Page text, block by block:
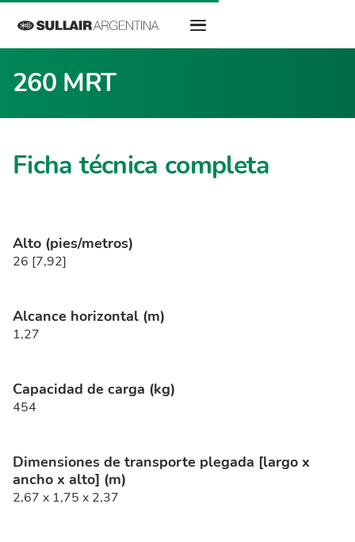
260 MRT
Ficha técnica completa
Alto (pies/metros)
26 [7,92]
Alcance horizontal (m)
1,27
Capacidad de carga (kg)
454
Dimensiones de transporte plegada [largo x
ancho x alto] (m)
2,67 x 1,75 x 2,37